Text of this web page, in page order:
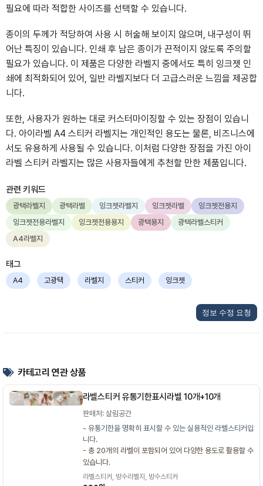
필요에 따라 적합한 사이즈를 선택할 수 있습니다.
종이의 두께가 적당하여 사용 시 허술해 보이지 않으며, 내구성이 뛰
어난 특징이 있습니다. 인쇄 후 남은 종이가 끈적이지 않도록 주의할
필요가 있습니다. 이 제품은 다양한 라벨지 중에서도 특히 잉크젯 인
쇄에 최적화되어 있어, 일반 라벨지보다 더 고급스러운 느낌을 제공합
니다.
또한, 사용자가 원하는 대로 커스터마이징할 수 있는 장점이 있습니
다. 아이라벨 A4 스티커 라벨지는 개인적인 용도는 물론, 비즈니스에
서도 유용하게 사용될 수 있습니다. 이처럼 다양한 장점을 가진 아이
라벨 스티커 라벨지는 많은 사용자들에게 추천할 만한 제품입니다.
관련 키워드
광택라벨지 광택라벨 잉크젯라벨지 잉크젯라벨
잉크젯전용지
잉크젯전용라벨지
잉크젯전용용지 광택용지
광택라벨스티커
A4라벨지
태그
A4 고광택 라벨지 스티커 잉크젯
정보 수정 요청
카테고리 연관 상품
라벨스티커 유통기한표시라벨 10개+10개
판매처: 살림공간
- 유통기한을 명확히 표시할 수 있는 실용적인 라벨스티커입
니다.
- 총 20개의 라벨이 포함되어 있어 다양한 용도로 활용할 수
있습니다.
라벨스티커, 방수라벨지, 방수스티커